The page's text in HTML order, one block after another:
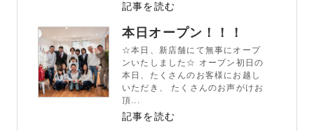
記事を読む
本日オープン！！！
☆本日、新店舗にて無事にオープ
ンいたしました☆ オープン初日の
本日、たくさんのお客様にお越し
いただき、 たくさんのお声がけお
頂...
記事を読む